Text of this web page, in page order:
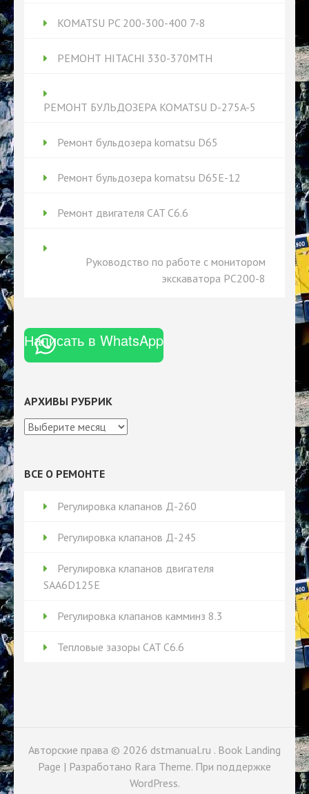
KOMATSU PC 200-300-400 7-8
РЕМОНТ HITACHI 330-370MTH
РЕМОНТ БУЛЬДОЗЕРА KOMATSU D-275A-5
Ремонт бульдозера komatsu D65
Ремонт бульдозера komatsu D65Е-12
Ремонт двигателя CAT C6.6
Руководство по работе с монитором
экскаватора PC200-8
Написать в WhatsApp
АРХИВЫ РУБРИК
Архивы
ВСЕ О РЕМОНТЕ
Регулировка клапанов Д-260
Регулировка клапанов Д-245
Регулировка клапанов двигателя
SAA6D125E
Регулировка клапанов камминз 8.3
Тепловые зазоры CAT C6.6
Авторские права © 2026 dstmanual.ru . Book Landing
Page | Разработано Rara Theme. При поддержке
WordPress.